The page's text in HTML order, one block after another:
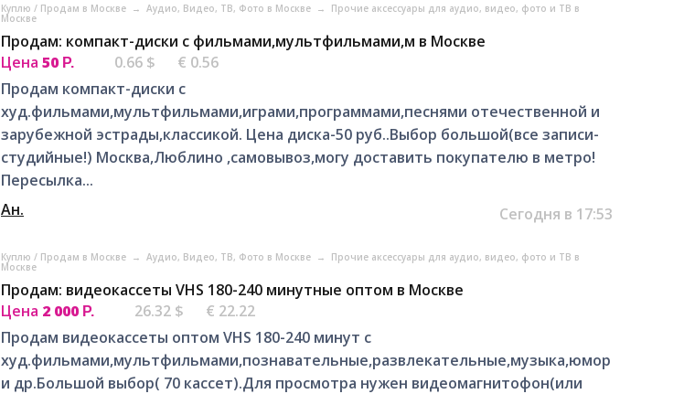
Куплю / Продам в Москве → Аудио, Видео, ТВ, Фото в Москве → Прочие аксессуары для аудио, видео, фото и ТВ в
Москве
Продам: компакт-диски с фильмами,мультфильмами,м в Москве
Цена 50 Р. 0.66 $
€ 0.56
Продам компакт-диски с
худ.фильмами,мультфильмами,играми,программами,песнями отечественной и
зарубежной эстрады,классикой. Цена диска-50 руб..Выбор большой(все записи-
студийные!) Москва,Люблино ,самовывоз,могу доставить покупателю в метро!
Пересылка...
Ан.
Сегодня в 17:53
Куплю / Продам в Москве → Аудио, Видео, ТВ, Фото в Москве → Прочие аксессуары для аудио, видео, фото и ТВ в
Москве
Продам: видеокассеты VHS 180-240 минутные оптом в Москве
Цена 2 000 Р. 26.32 $
€ 22.22
Продам видеокассеты оптом VHS 180-240 минут с
худ.фильмами,мультфильмами,познавательные,развлекательные,музыка,юмор
и др.Большой выбор( 70 кассет).Для просмотра нужен видеомагнитофон(или